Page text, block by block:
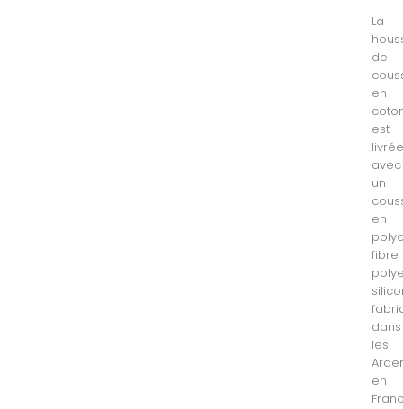
La
de
en
est
avec
un
en
fibre
dans
les
en